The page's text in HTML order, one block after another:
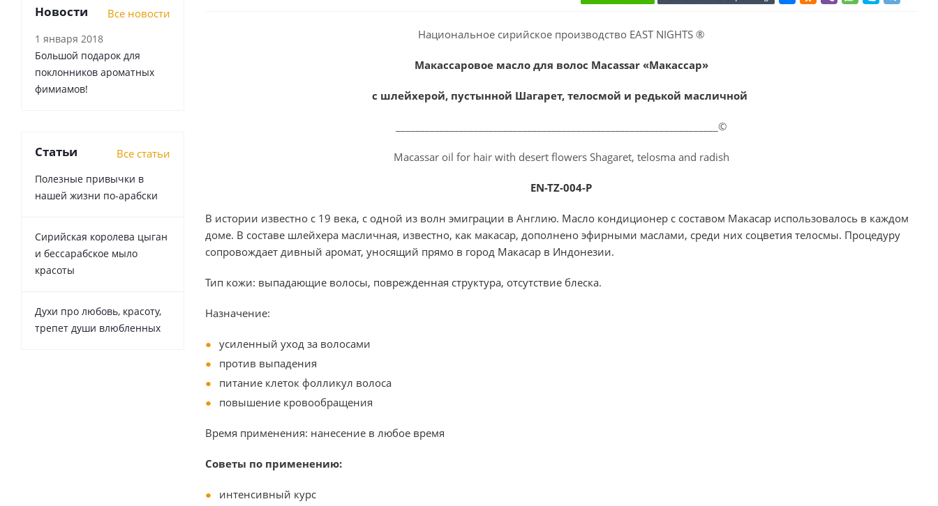
Национальное сирийское производство EAST NIGHTS ®
Макассаровое масло для волос Macassar «Макассар»
с шлейхерой, пустынной Шагарет, телосмой и редькой масличной
__________________________________________________________________©
Macassar oil for hair with desert flowers Shagaret, telosma and radish
EN-TZ-004-P
В истории известно с 19 века, с одной из волн эмиграции в Англию. Масло кондиционер с составом Макасар использовалось в каждом
доме. В составе шлейхера масличная, известно, как макасар, дополнено эфирными маслами, среди них соцветия телосмы. Процедуру
сопровождает дивный аромат, уносящий прямо в город Макасар в Индонезии.
Тип кожи: выпадающие волосы, поврежденная структура, отсутствие блеска.
Назначение:
усиленный уход за волосами
против выпадения
питание клеток фолликул волоса
повышение кровообращения
Время применения: нанесение в любое время
Советы по применению:
интенсивный курс
Новости Все новости
1 января 2018
Большой подарок для
поклонников ароматных
фимиамов!
Статьи Все статьи
Полезные привычки в
нашей жизни по-арабски
Сирийская королева цыган
и бессарабское мыло
красоты
Духи про любовь, красоту,
трепет души влюбленных